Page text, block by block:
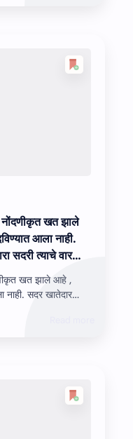
खत झाले
आला नाही.
सदरी त्‍याचे वारस
झालेले नोंदणीकृत
अर्ज
करावी ?
खत झाले आहे ,
नाही. सदर खातेदार